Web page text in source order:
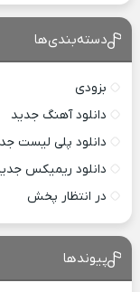
دسته‌بندی‌ها
بزودی
دانلود آهنگ جدید
دانلود پلی لیست
دانلود ریمیکس
در انتظار پخش
پیوندها